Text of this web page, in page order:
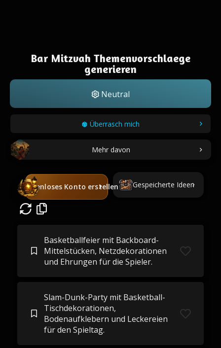
Bar Mitzvah Themenvorschlaege
generieren
Neutral
Überrasch mich
Mehr davon
Kostenloses Konto erstellen Gespeicherte Ideen
Basketballfeier mit Backboard-
Mittelstücken, Netzdekorationen
und Ehrungen für die Spieler.
Slam-Dunk-Party mit Basketball-
Tischdekorationen,
Bodenaufklebern und Leckereien
für den Spieltag.